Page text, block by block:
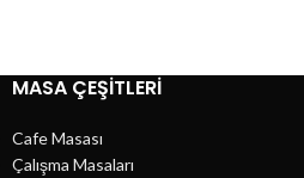
MASA ÇEŞİTLERİ
Cafe Masası
Çalışma Masaları